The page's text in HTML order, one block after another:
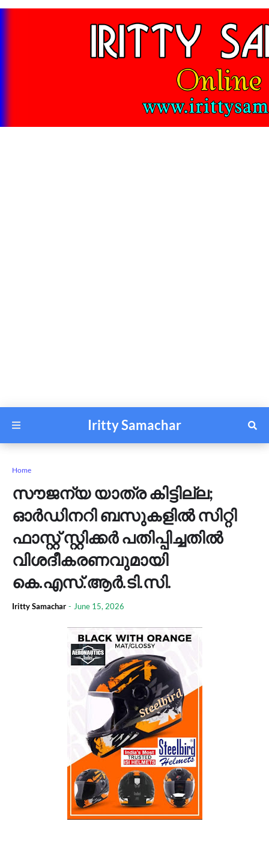
Iritty Samachar
Home
സൗജന്യ യാത്ര കിട്ടില്ല;
ഓര്‍ഡിനറി ബസുകളില്‍ സിറ്റി
ഫാസ്റ്റ് സ്റ്റിക്കര്‍ പതിപ്പിച്ചതില്‍
വിശദീകരണവുമായി
കെ.എസ്.ആര്‍.ടി.സി.
Iritty Samachar - June 15, 2026